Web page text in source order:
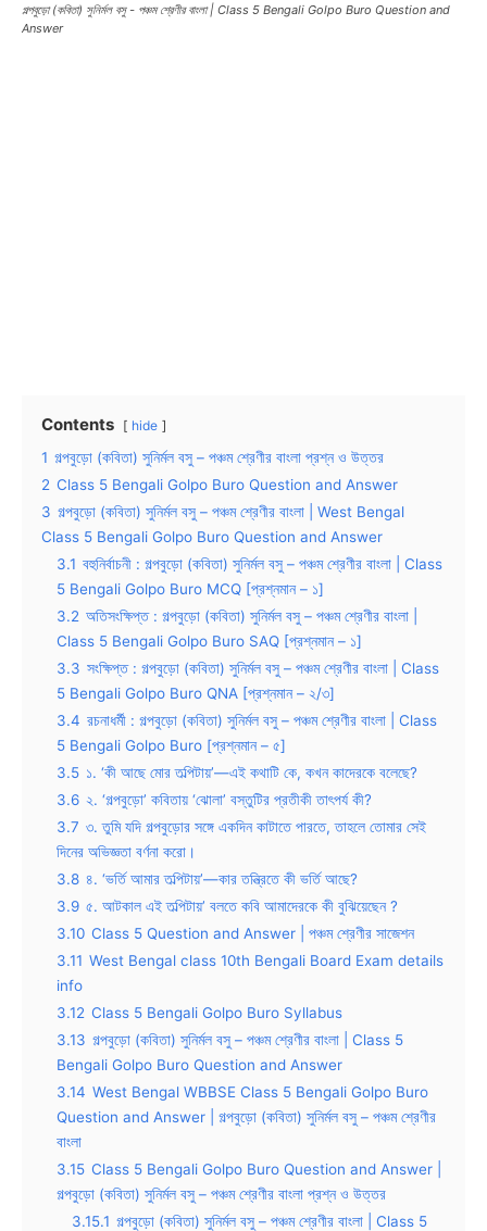
গল্পবুড়ো (কবিতা) সুনির্মল বসু - পঞ্চম শ্রেণীর বাংলা | Class 5 Bengali Golpo Buro Question and
Answer
Contents hide
1 গল্পবুড়ো (কবিতা) সুনির্মল বসু – পঞ্চম শ্রেণীর বাংলা প্রশ্ন ও উত্তর
2 Class 5 Bengali Golpo Buro Question and Answer
3 গল্পবুড়ো (কবিতা) সুনির্মল বসু – পঞ্চম শ্রেণীর বাংলা | West Bengal
Class 5 Bengali Golpo Buro Question and Answer
3.1 বহুনির্বাচনী : গল্পবুড়ো (কবিতা) সুনির্মল বসু – পঞ্চম শ্রেণীর বাংলা | Class
5 Bengali Golpo Buro MCQ [প্রশ্নমান – ১]
3.2 অতিসংক্ষিপ্ত : গল্পবুড়ো (কবিতা) সুনির্মল বসু – পঞ্চম শ্রেণীর বাংলা |
Class 5 Bengali Golpo Buro SAQ [প্রশ্নমান – ১]
3.3 সংক্ষিপ্ত : গল্পবুড়ো (কবিতা) সুনির্মল বসু – পঞ্চম শ্রেণীর বাংলা | Class
5 Bengali Golpo Buro QNA [প্রশ্নমান – ২/৩]
3.4 রচনাধর্মী : গল্পবুড়ো (কবিতা) সুনির্মল বসু – পঞ্চম শ্রেণীর বাংলা | Class
5 Bengali Golpo Buro [প্রশ্নমান – ৫]
3.5 ১. ‘কী আছে মোর তল্পিটায়’—এই কথাটি কে, কখন কাদেরকে বলেছে?
3.6 ২. ‘গল্পবুড়ো’ কবিতায় ‘ঝোলা’ বস্তুটির প্রতীকী তাৎপর্য কী?
3.7 ৩. তুমি যদি গল্পবুড়োর সঙ্গে একদিন কাটাতে পারতে, তাহলে তোমার সেই
দিনের অভিজ্ঞতা বর্ণনা করো।
3.8 ৪. ‘ভর্তি আমার তল্পিটায়’—কার তন্ত্রিতে কী ভর্তি আছে?
3.9 ৫. আটকাল এই তল্পিটায়’ বলতে কবি আমাদেরকে কী বুঝিয়েছেন ?
3.10 Class 5 Question and Answer | পঞ্চম শ্রেণীর সাজেশন
3.11 West Bengal class 10th Bengali Board Exam details
info
3.12 Class 5 Bengali Golpo Buro Syllabus
3.13 গল্পবুড়ো (কবিতা) সুনির্মল বসু – পঞ্চম শ্রেণীর বাংলা | Class 5
Bengali Golpo Buro Question and Answer
3.14 West Bengal WBBSE Class 5 Bengali Golpo Buro
Question and Answer | গল্পবুড়ো (কবিতা) সুনির্মল বসু – পঞ্চম শ্রেণীর
বাংলা
3.15 Class 5 Bengali Golpo Buro Question and Answer |
গল্পবুড়ো (কবিতা) সুনির্মল বসু – পঞ্চম শ্রেণীর বাংলা প্রশ্ন ও উত্তর
3.15.1 গল্পবুড়ো (কবিতা) সুনির্মল বসু – পঞ্চম শ্রেণীর বাংলা | Class 5